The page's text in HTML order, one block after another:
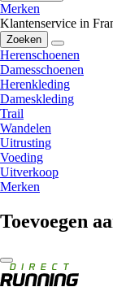
Merken
Klantenservice in
Zoeken
Herenschoenen
Damesschoenen
Herenkleding
Dameskleding
Trail
Wandelen
Uitrusting
Voeding
Uitverkoop
Merken
Toevoegen